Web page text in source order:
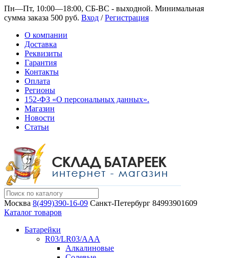
Пн—Пт, 10:00—18:00, СБ-ВС - выходной. Минимальная
сумма заказа 500 руб. Вход /Регистрация
О компании
Доставка
Реквизиты
Гарантия
Контакты
Оплата
Регионы
152-ФЗ «О персональных данных».
Магазин
Новости
Статьи
Москва 8(499)390-16-09 Санкт-Петербург 84993901609
Каталог товаров
Батарейки
R03/LR03/AAA
Алкалиновые